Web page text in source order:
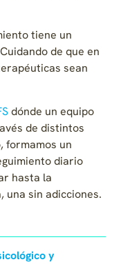
tiene un
de que en
sean
dónde un equipo
de distintos
formamos un
diario
hasta la
una sin adicciones.
y